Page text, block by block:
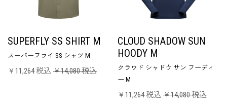
SUPERFLY SS SHIRT M
スーパーフライ SS シャツ M
￥11,264 税込 ￥14,080 税込
CLOUD SHADOW SUN
HOODY M
クラウド シャドウ サン フーディ
ー M
￥11,264 税込 ￥14,080 税込